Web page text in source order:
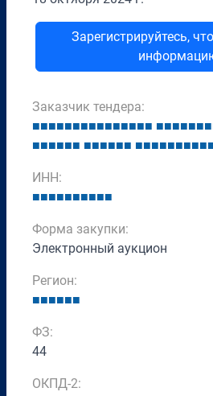
Зарегистрируйтесь,
Заказчик тендера:
■■■■■■■■■■■■■■■ ■■■■■■■
■■■■■■ ■■■■■■ ■■■■■■■■■
ИНН:
■■■■■■■■■■
Форма закупки:
Электронный аукцион
Регион:
■■■■■■
ФЗ:
44
ОКПД-2: